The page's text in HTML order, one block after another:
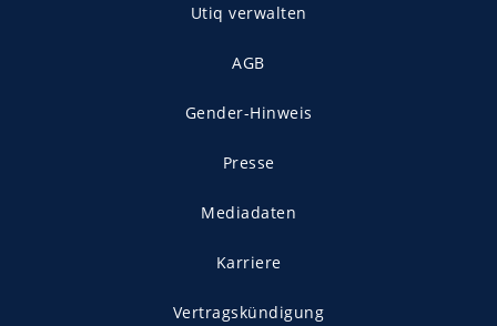
Utiq verwalten
AGB
Gender-Hinweis
Presse
Mediadaten
Karriere
Vertragskündigung